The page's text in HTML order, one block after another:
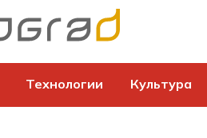
Технологии Культура